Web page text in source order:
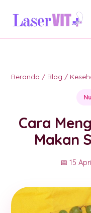
Beranda / Blog /
Cara
Makan
📅 15